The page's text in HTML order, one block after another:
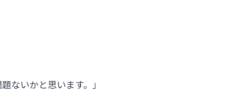
ないかと思います。」